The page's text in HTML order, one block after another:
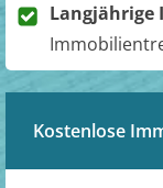
Kostenlose